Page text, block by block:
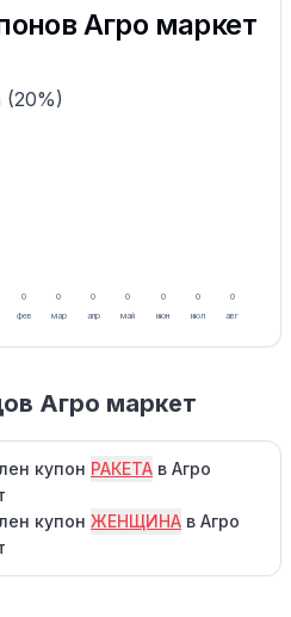
Агро маркет
0
фев
0
мар
0
апр
0
май
0
июн
0
июл
0
авг
Агро маркет
купон РАКЕТА в Агро
купон ЖЕНЩИНА в Агро